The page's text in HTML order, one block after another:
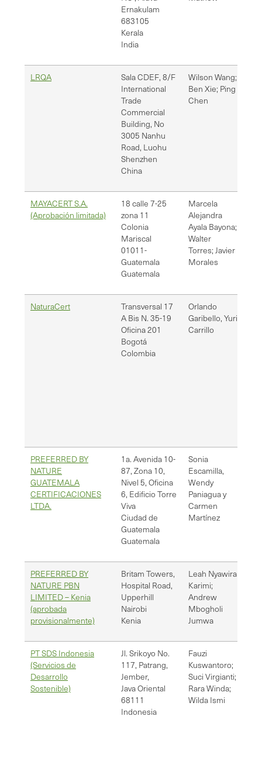
Ernakulam
683105
Kerala
India
LRQA
Sala CDEF, 8/F
International
Trade
Commercial
Building, No
3005 Nanhu
Road, Luohu
Shenzhen
China
Wilson Wang;
Ben Xie; Ping
Chen
MAYACERT S.A.
(Aprobación limitada)
18 calle 7-25
zona 11
Colonia
Mariscal
01011-
Guatemala
Guatemala
Marcela
Alejandra
Ayala Bayona;
Walter
Torres; Javier
Morales
NaturaCert
Transversal 17
A Bis N. 35-19
Oficina 201
Bogotá
Colombia
Orlando
Garibello, Yuri
Carrillo
PREFERRED BY
NATURE
GUATEMALA
CERTIFICACIONES
LTDA.
1a. Avenida 10-
87, Zona 10,
Nivel 5, Oficina
6, Edificio Torre
Viva
Ciudad de
Guatemala
Guatemala
Sonia
Escamilla,
Wendy
Paniagua y
Carmen
Martínez
PREFERRED BY
NATURE PBN
LIMITED – Kenia
(aprobada
provisionalmente)
Britam Towers,
Hospital Road,
Upperhill
Nairobi
Kenia
Leah Nyawira
Karimi;
Andrew
Mbogholi
Jumwa
PT SDS Indonesia
(Servicios de
Desarrollo
Sostenible)
Jl. Srikoyo No.
117, Patrang,
Jember,
Java Oriental
68111
Indonesia
Fauzi
Kuswantoro;
Suci Virgianti;
Rara Winda;
Wilda Ismi